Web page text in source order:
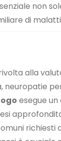
non
di
alla
neuropatie
esegue